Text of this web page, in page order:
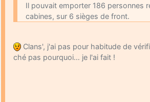
Il pouvait emporter 186 personnes
cabines, sur 6 sièges de front.
Clans', j'ai pas pour habitude de
ché pas pourquoi… je l'ai fait !